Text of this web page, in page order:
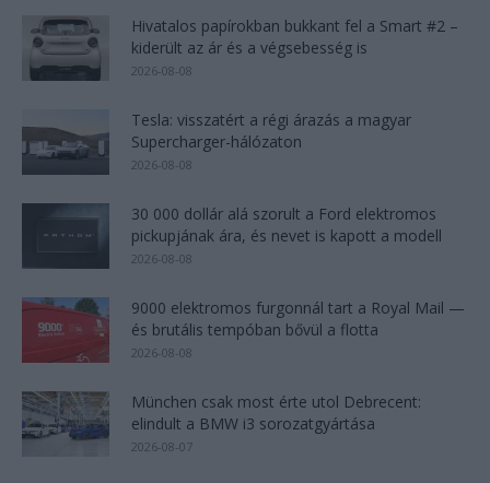
Hivatalos papírokban bukkant fel a Smart #2 –
kiderült az ár és a végsebesség is
2026-08-08
Tesla: visszatért a régi árazás a magyar
Supercharger-hálózaton
2026-08-08
30 000 dollár alá szorult a Ford elektromos
pickupjának ára, és nevet is kapott a modell
2026-08-08
9000 elektromos furgonnál tart a Royal Mail —
és brutális tempóban bővül a flotta
2026-08-08
München csak most érte utol Debrecent:
elindult a BMW i3 sorozatgyártása
2026-08-07